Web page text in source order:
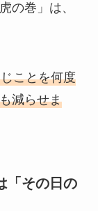
の巻」は、
ことを何度
減らせま
「その日の